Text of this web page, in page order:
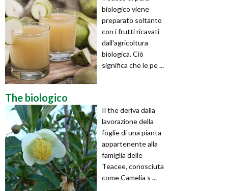
biologico viene
preparato soltanto
con i frutti ricavati
dall'agricoltura
biologica. Ciò
significa che le pe ...
The biologico
Il the deriva dalla
lavorazione della
foglie di una pianta
appartenente alla
famiglia delle
Teacee, conosciuta
come Camelia s ...